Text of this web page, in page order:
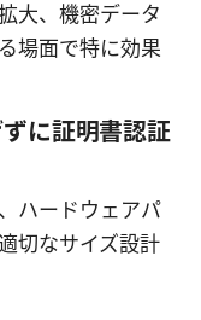
大、機密データ
場面で特に効果
に証明書認証
ハードウェアパ
切なサイズ設計